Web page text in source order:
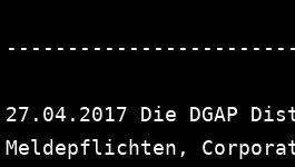
27.04.2017 Die DGAP
Meldepflichten,